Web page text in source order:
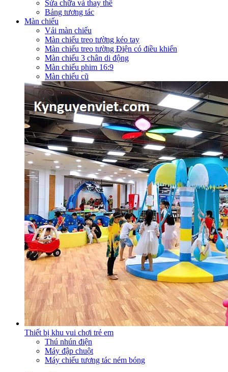
Sửa chữa và thay thế
Bảng tương tác
Màn chiếu
Vải màn chiếu
Màn chiếu treo tường kéo tay
Màn chiếu treo tường Điện có điều khiển
Màn chiếu 3 chân di động
Màn chiếu phim 16:9
Màn chiếu cũ
Thiết bị khu vui chơi trẻ em
Thú nhún điện
Máy đập chuột
Máy chiếu tương tác ném bóng